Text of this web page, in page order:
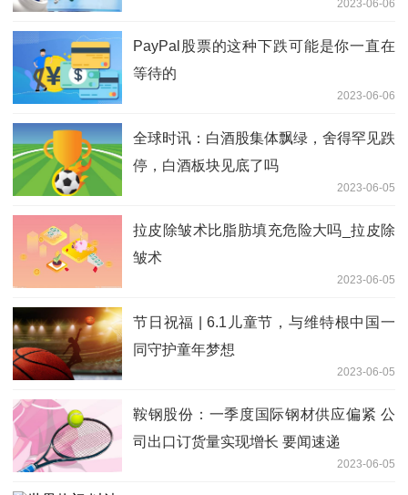
2023-06-06
PayPal股票的这种下跌可能是你一直在
等待的
2023-06-06
全球时讯：白酒股集体飘绿，舍得罕见跌
停，白酒板块见底了吗
2023-06-05
拉皮除皱术比脂肪填充危险大吗_拉皮除
皱术
2023-06-05
节日祝福 | 6.1儿童节，与维特根中国一
同守护童年梦想
2023-06-05
鞍钢股份：一季度国际钢材供应偏紧 公
司出口订货量实现增长 要闻速递
2023-06-05